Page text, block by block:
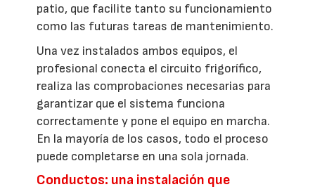
patio, que facilite tanto su funcionamiento
como las futuras tareas de mantenimiento.
Una vez instalados ambos equipos, el
profesional conecta el circuito frigorífico,
realiza las comprobaciones necesarias para
garantizar que el sistema funciona
correctamente y pone el equipo en marcha.
En la mayoría de los casos, todo el proceso
puede completarse en una sola jornada.
Conductos: una instalación que